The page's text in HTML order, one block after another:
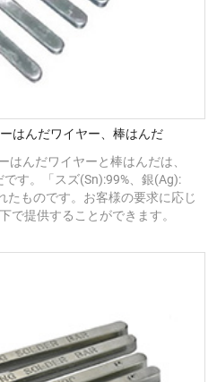
はんだワイヤー、棒はんだ
はんだワイヤーと棒はんだは、
す。「スズ(Sn):99%、銀(Ag):
たものです。お客様の要求に応じ
で提供することができます。